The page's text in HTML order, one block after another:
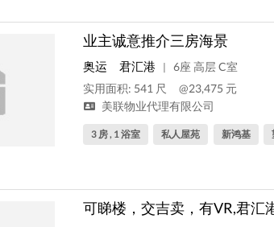
业主诚意推介三房海景
奥运 君汇港 |
6座 高层 C室
实用面积: 541 尺
@23,475 元
美联物业代理有限公司
3 房 , 1 浴室 私人屋苑 新鸿基
可睇楼，交吉卖，有VR,君汇